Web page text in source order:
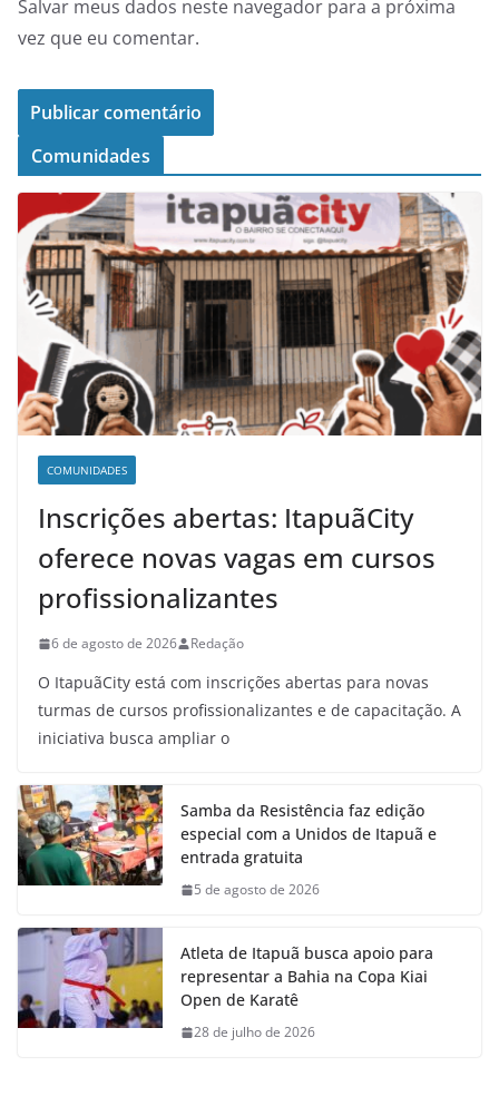
Salvar meus dados neste navegador para a próxima
vez que eu comentar.
Comunidades
COMUNIDADES
Inscrições abertas: ItapuãCity
oferece novas vagas em cursos
profissionalizantes
6 de agosto de 2026 Redação
O ItapuãCity está com inscrições abertas para novas
turmas de cursos profissionalizantes e de capacitação. A
iniciativa busca ampliar o
Samba da Resistência faz edição
especial com a Unidos de Itapuã e
entrada gratuita
5 de agosto de 2026
Atleta de Itapuã busca apoio para
representar a Bahia na Copa Kiai
Open de Karatê
28 de julho de 2026